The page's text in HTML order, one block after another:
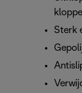
Sterk